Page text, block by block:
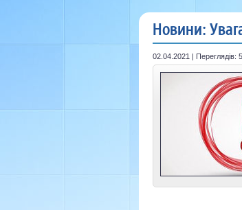
Новини:
02.04.2021 | Переглядів: